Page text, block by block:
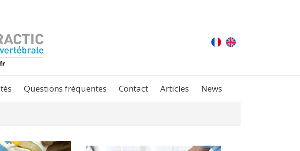
Questions fréquentes Contact Articles News